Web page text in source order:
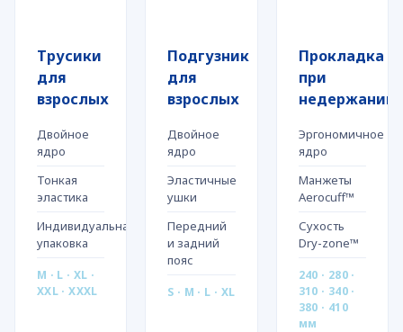
Трусики
для
взрослых
Двойное
ядро
Тонкая
эластика
Индивидуальная
упаковка
M · L · XL ·
XXL · XXXL
Подгузник
для
взрослых
Двойное
ядро
Эластичные
ушки
Передний
и задний
пояс
S · M · L · XL
Прокладка
при
недержании
Эргономичное
ядро
Манжеты
Aerocuff™
Сухость
Dry-zone™
240 · 280 ·
310 · 340 ·
380 · 410
мм